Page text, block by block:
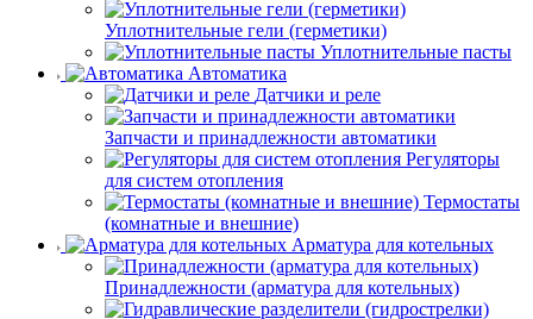
Уплотнительные гели (герметики)
Уплотнительные пасты
Автоматика
Датчики и реле
Запчасти и принадлежности автоматики
Регуляторы
для систем отопления
Термостаты
(комнатные и внешние)
Арматура для котельных
Принадлежности (арматура для котельных)